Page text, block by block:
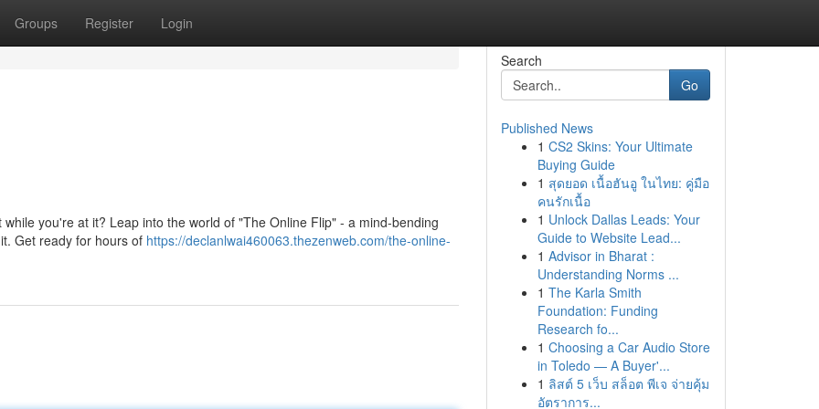
Groups Register Login
you're at it? Leap into the world of "The Online Flip" - a mind-bending
Get ready for hours of https://declanlwai460063.thezenweb.com/the-online-
Search
Go
Published News
1 CS2 Skins: Your Ultimate
Buying Guide
1 สุดยอด เนื้อฮันอู ในไทย: คู่มือ
คนรักเนื้อ
1 Unlock Dallas Leads: Your
Guide to Website Lead...
1 Advisor in Bharat :
Understanding Norms ...
1 The Karla Smith
Foundation: Funding
Research fo...
1 Choosing a Car Audio Store
in Toledo — A Buyer'...
1 ลิสต์ 5 เว็บ สล็อต พีเจ จ่ายคุ้ม
อัตราการ...